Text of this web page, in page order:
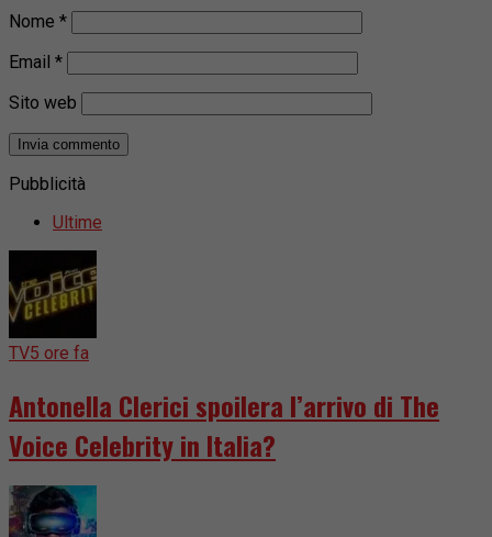
Nome *
Email *
Sito web
Pubblicità
Ultime
TV5 ore fa
Antonella Clerici spoilera l’arrivo di The
Voice Celebrity in Italia?